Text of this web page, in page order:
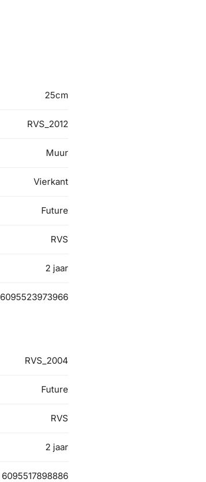
25cm
RVS_2012
Muur
Vierkant
Future
RVS
2 jaar
6095523973966
RVS_2004
Future
RVS
2 jaar
6095517898886